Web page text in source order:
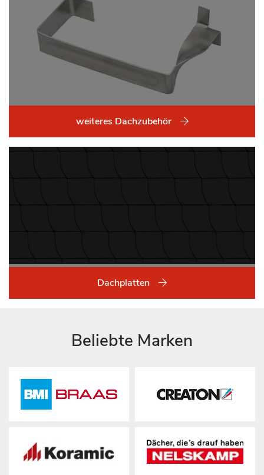
weiteres Dachzubehör
Dachplatten
Beliebte Marken